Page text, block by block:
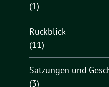
(1)
Rückblick
(11)
Satzungen und
(3)